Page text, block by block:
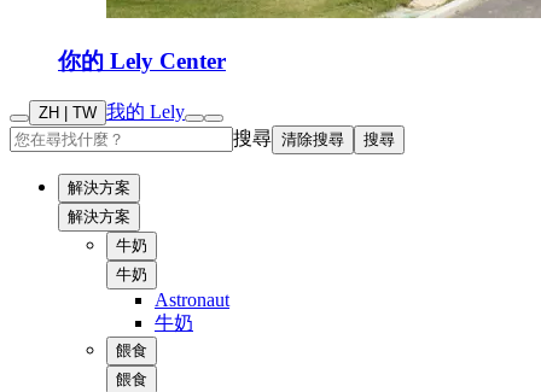
你的 Lely Center
ZH | TW 我的 Lely
搜尋 清除搜尋 搜尋
解決方案
解決方案
牛奶
牛奶
Astronaut
牛奶
餵食
餵食